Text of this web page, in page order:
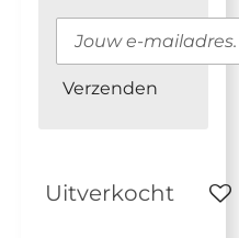
Verzenden
Uitverkocht